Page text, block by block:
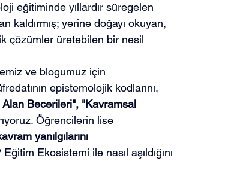
eğitiminde yıllardır süregelen
kaldırmış; yerine doğayı okuyan,
çözümler üretebilen bir nesil
ve blogumuz için
epistemolojik kodlarını,
Becerileri", "Kavramsal
Öğrencilerin lise
yanılgılarını
Ekosistemi ile nasıl aşıldığını